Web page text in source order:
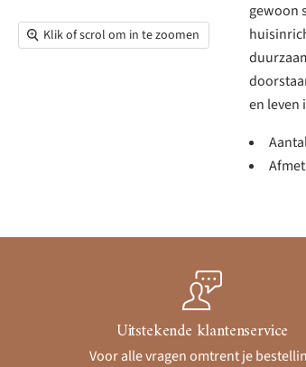
Klik of scrol om in te zoomen
gewoon
en leven
Uitstekende klantenservice
Voor alle vragen omtrent je